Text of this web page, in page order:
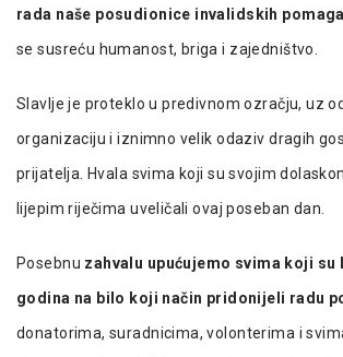
rada naše posudionice invalidskih
se susreću humanost, briga i zajedništvo.
Slavlje je proteklo u predivnom ozračju, uz
organizaciju i iznimno velik odaziv dragih
prijatelja. Hvala svima koji su svojim
lijepim riječima uveličali ovaj poseban dan.
Posebnu zahvalu upućujemo svima koji
godina na bilo koji način pridonijeli radu
donatorima, suradnicima, volonterima i